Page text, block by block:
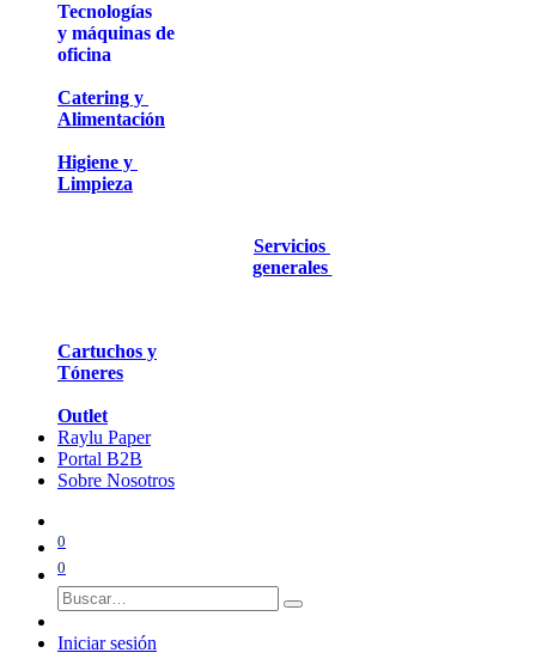
Tecnologías
y máquinas de
oficina
Catering y
Alimentación
Higiene y
Limpieza
Servicios
generales
Cartuchos y
Tóneres
Outlet
Raylu Paper
Portal B2B
Sobre Nosotros
0
0
Iniciar sesión